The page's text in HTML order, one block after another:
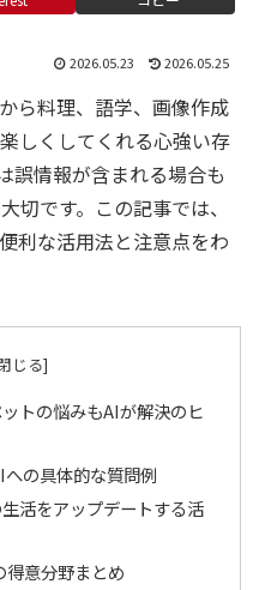
2026.05.23 2026.05.25
ら料理、語学、画像作成
しくしてくれる心強い存
誤情報が含まれる場合も
切です。この記事では、
利な活用法と注意点をわ
トの悩みもAIが解決のヒ
の具体的な質問例
活をアップデートする活
意分野まとめ